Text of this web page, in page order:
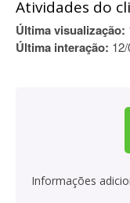
Atividades do
Última visualização:
Última interação:
Informações